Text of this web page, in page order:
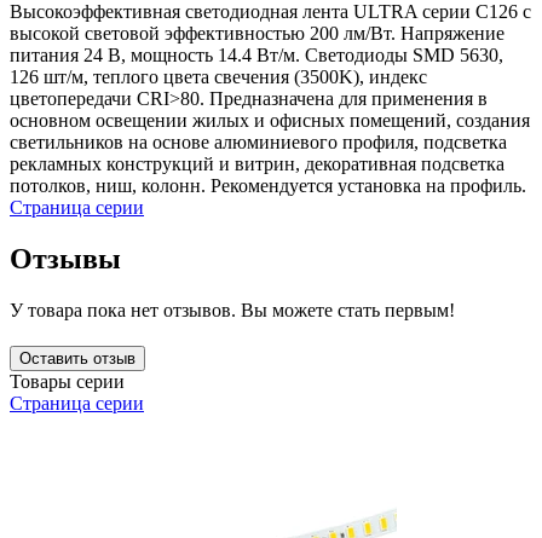
Высокоэффективная светодиодная лента ULTRA серии C126 с
высокой световой эффективностью 200 лм/Вт. Напряжение
питания 24 В, мощность 14.4 Вт/м. Светодиоды SMD 5630,
126 шт/м, теплого цвета свечения (3500K), индекс
цветопередачи CRI>80. Предназначена для применения в
основном освещении жилых и офисных помещений, создания
светильников на основе алюминиевого профиля, подсветка
рекламных конструкций и витрин, декоративная подсветка
потолков, ниш, колонн. Рекомендуется установка на профиль.
Страница серии
Отзывы
У товара пока нет отзывов. Вы можете стать первым!
Оставить отзыв
Товары серии
Страница серии